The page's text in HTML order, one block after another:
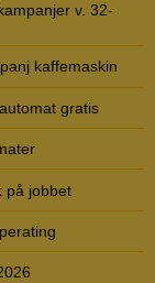
v. 32-
kaffemaskin
gratis
på jobbet